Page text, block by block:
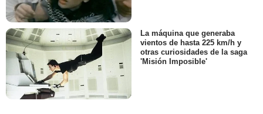
La máquina que generaba
vientos de hasta 225 km/h y
otras curiosidades de la saga
'Misión Imposible'